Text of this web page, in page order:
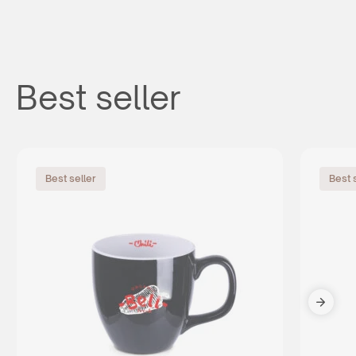
Best seller
Best seller Best